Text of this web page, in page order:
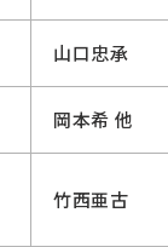
山口忠承
岡本希 他
竹西亜古